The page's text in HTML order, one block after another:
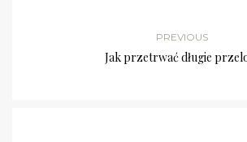
PREVIOUS
Jak przetrwać długie